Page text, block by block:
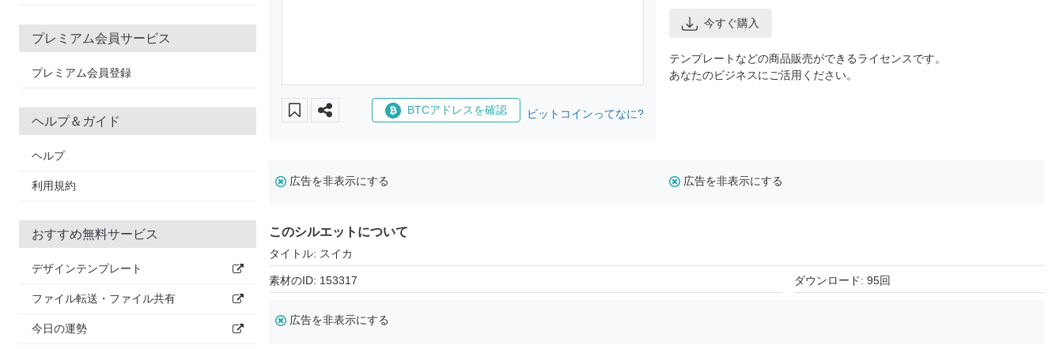
プレミアム会員サービス
プレミアム会員登録
ヘルプ＆ガイド
ヘルプ
利用規約
おすすめ無料サービス
デザインテンプレート
ファイル転送・ファイル共有
今日の運勢
BTCアドレスを確認 ビットコインってなに?
今すぐ購入
テンプレートなどの商品販売ができるライセンスです。
あなたのビジネスにご活用ください。
広告を非表示にする 広告を非表示にする
このシルエットについて
タイトル: スイカ
素材のID: 153317 ダウンロード: 95回
広告を非表示にする